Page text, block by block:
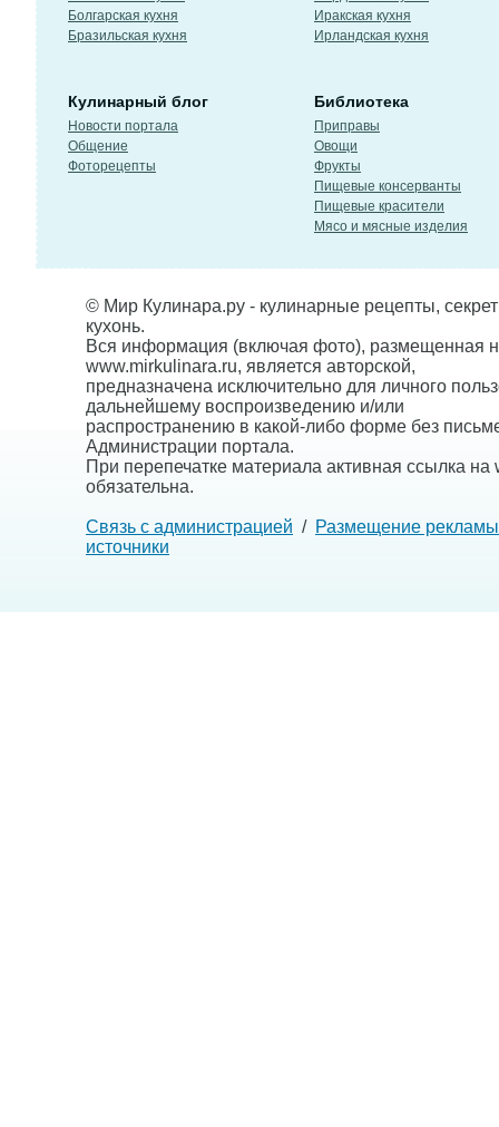
Болгарская кухня
Бразильская кухня
Иракская кухня
Ирландская кухня
Кулинарный блог
Новости портала
Общение
Фоторецепты
Библиотека
Приправы
Овощи
Фрукты
Пищевые консерванты
Пищевые красители
Мясо и мясные изделия
© Мир Кулинара.ру - кулинарные рецепты,
кухонь.
Вся информация (включая фото), размещенная
www.mirkulinara.ru, является авторской,
предназначена исключительно для личного
дальнейшему воспроизведению и/или
распространению в какой-либо форме без
Администрации портала.
При перепечатке материала активная ссылка на
обязательна.
Связь с администрацией / Размещение рекламы
источники